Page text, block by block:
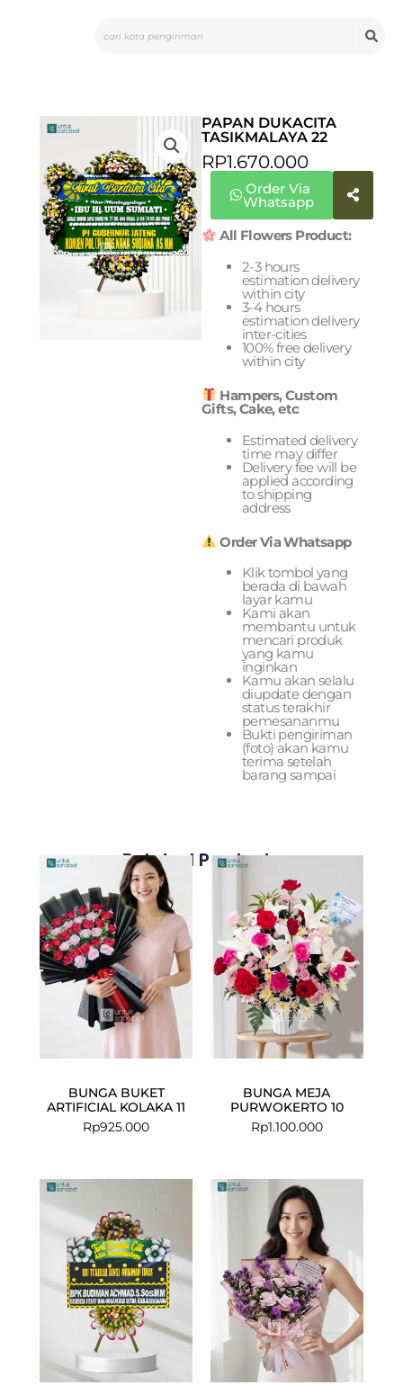
PAPAN DUKACITA
TASIKMALAYA 22
RP1.670.000
Order Via
Whatsapp
All Flowers Product:
2-3 hours
estimation delivery
within city
3-4 hours
estimation delivery
inter-cities
100% free delivery
within city
Hampers, Custom
Gifts, Cake, etc
Estimated delivery
time may differ
Delivery fee will be
applied according
to shipping
address
Order Via Whatsapp
Klik tombol yang
berada di bawah
layar kamu
Kami akan
membantu untuk
mencari produk
yang kamu
inginkan
Kamu akan selalu
diupdate dengan
status terakhir
pemesananmu
Bukti pengiriman
(foto) akan kamu
terima setelah
barang sampai
Related Products
BUNGA BUKET
ARTIFICIAL KOLAKA 11
Rp925.000
BUNGA MEJA
PURWOKERTO 10
Rp1.100.000